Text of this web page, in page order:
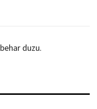
behar duzu.